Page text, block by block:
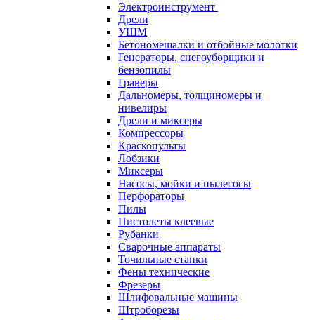
Электроинструмент
Дрели
УШМ
Бетономешалки и отбойные молотки
Генераторы, снегоуборщики и
бензопилы
Граверы
Дальномеры, толщиномеры и
нивелиры
Дрели и миксеры
Компрессоры
Краскопульты
Лобзики
Миксеры
Насосы, мойки и пылесосы
Перфораторы
Пилы
Пистолеты клеевые
Рубанки
Сварочные аппараты
Точильные станки
Фены технические
Фрезеры
Шлифовальные машины
Штроборезы